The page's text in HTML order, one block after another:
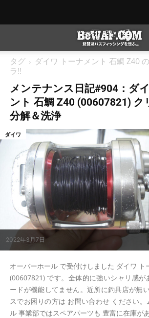
タグ
ダイワ トーナメント 石鯛 Z40
ラ!!
メンテナンス日記#904：ダ
ント 石鯛 Z40 (00607821) ク
分解＆洗浄
2022年3月7日
ダイワ
オーバーホール で受付けしました ダイワ ト
(00607821) です。全体的に強いシャリ感が
ードが機能してません。近所に釣具店が無
スでお困りの方は お問い合わせ ください
ル 事業部ではスペアパーツも 豊富に在庫が